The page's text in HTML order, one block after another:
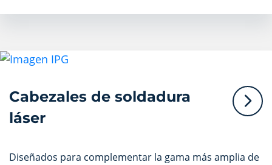
Cabezales de soldadura
láser
Diseñados para complementar la gama más amplia de